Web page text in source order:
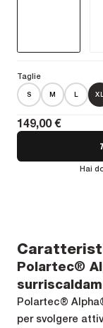
Taglie
S M L
149,00 €
Hai
Polartec®
Polartec®
per svolgere